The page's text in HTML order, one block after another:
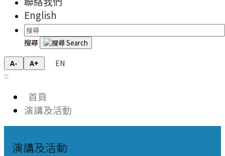
English
搜尋
A- A+
EN
:::
首頁
演講及活動
演講及活動